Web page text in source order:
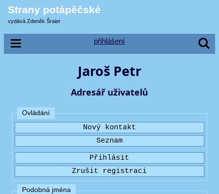
Strany potápěčské
vydává Zdeněk Šraier
přihlášení
Jaroš Petr
Adresář uživatelů
Ovládání
Podobná jména